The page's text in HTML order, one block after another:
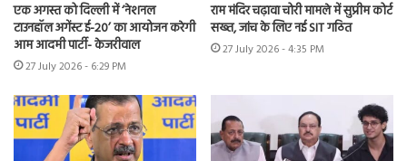
एक अगस्त को दिल्ली में ‘नेशनल
टाउनहॉल अगेंस्ट ई-20’ का आयोजन करेगी
आम आदमी पार्टी- केजरीवाल
27 July 2026 - 6:29 PM
राम मंदिर चढ़ावा चोरी मामले में सुप्रीम कोर्ट
सख्त, जांच के लिए नई SIT गठित
27 July 2026 - 4:35 PM